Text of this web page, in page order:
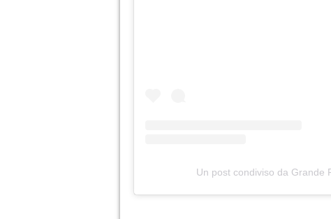
Un post condiviso da Grande